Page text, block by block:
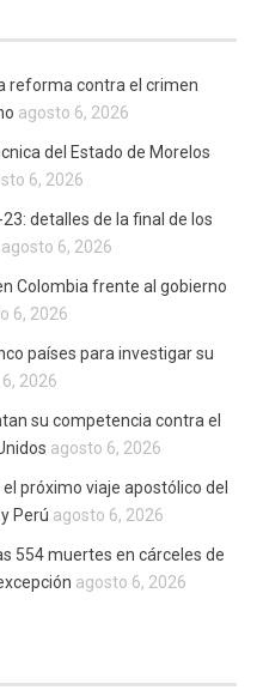
reforma contra el crimen
agosto 6, 2026
del Estado de Morelos
6, 2026
detalles de la final de los
agosto 6, 2026
Colombia frente al gobierno
6, 2026
países para investigar su
2026
su competencia contra el
agosto 6, 2026
próximo viaje apostólico del
Perú agosto 6, 2026
554 muertes en cárceles de
agosto 6, 2026